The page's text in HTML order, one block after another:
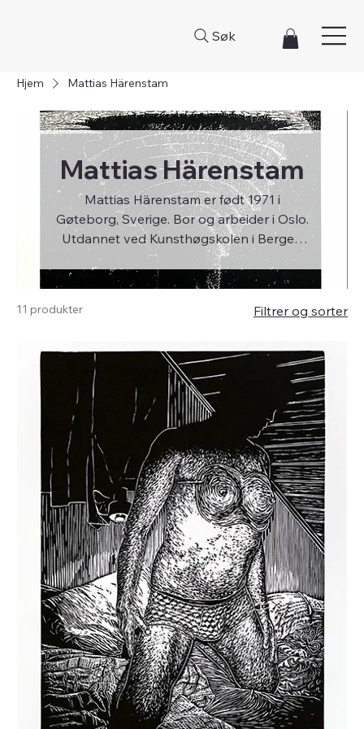
Søk
Hjem Mattias Härenstam
Mattias Härenstam
Mattias Härenstam er født 1971 i
Gøteborg, Sverige. Bor og arbeider i Oslo.
Utdannet ved Kunsthøgskolen i Bergen
og Städelschule, Staatliche Hochschule
für bildende Künste, Frankfurt am Main.
11 produkter Filtrer og sorter